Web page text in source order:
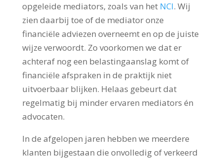
opgeleide mediators, zoals van het NCI. Wij
zien daarbij toe of de mediator onze
financiële adviezen overneemt en op de juiste
wijze verwoordt. Zo voorkomen we dat er
achteraf nog een belastingaanslag komt of
financiële afspraken in de praktijk niet
uitvoerbaar blijken. Helaas gebeurt dat
regelmatig bij minder ervaren mediators én
advocaten.
In de afgelopen jaren hebben we meerdere
klanten bijgestaan die onvolledig of verkeerd